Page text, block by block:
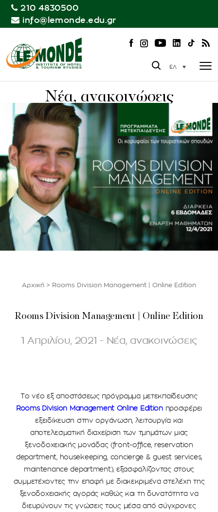
210 4830500
info@lemonde.edu.gr
ΕΛ
Νέα, ανακοινώσεις
Αρχική > Rooms Division Management | Online Edition
Rooms Division Management | Online Edition
1 Απριλίου, 2021 - Νέα, ανακοινώσεις
Το νέο εξ αποστάσεως πρόγραμμα μετεκπαίδευσης
Rooms Division Management Online Editionπροσφέρει
εξειδίκευση στην οργάνωση, λειτουργία και
αποτελεσματική διαχείριση των τμημάτων μιας
ξενοδοχειακής μονάδας (front-office, reservation
department, housekeeping, concierge & guest services,
maintenance department), εξασφαλίζοντας στους
συμμετέχοντες την επαφή με διακεκριμένα στελέχη της
ξενοδοχειακής αγοράς καθώς και τη δυνατότητα να
διευρύνουν τις γνώσεις τους μέσα από σύγχρονες